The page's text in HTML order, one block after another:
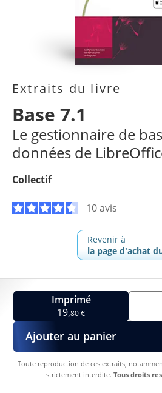
Extraits du livre
Base 7.1
Le gestionnaire de
données de
Collectif
10 avis
Revenir à
la page d'achat
Imprimé
19,80 €
Ajouter au panier
Toute reproduction de ces extraits,
strictement interdite. Tous droits